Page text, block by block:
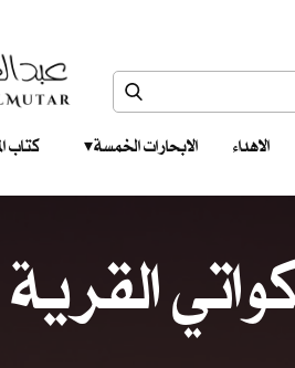
الاهداء الابحارات الخمسة ‎ ‎ ‎ كتاب
القرية